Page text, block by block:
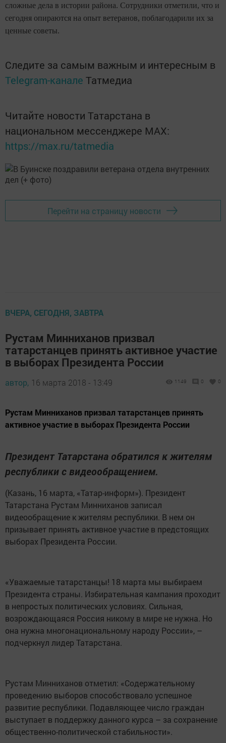
сложные дела в истории района. Сотрудники отметили, что и
сегодня опираются на опыт ветеранов, поблагодарили их за
ценные советы.
Следите за самым важным и интересным в
Telegram-канале Татмедиа
Читайте новости Татарстана в
национальном мессенджере MАХ:
https://max.ru/tatmedia
Перейти на страницу новости
ВЧЕРА, СЕГОДНЯ, ЗАВТРА
Рустам Минниханов призвал
татарстанцев принять активное участие
в выборах Президента России
автор, 16 марта 2018 - 13:49 1149 0 0
Рустам Минниханов призвал татарстанцев принять
активное участие в выборах Президента России
Президент Татарстана обратился к жителям
республики с видеообращением.
(Казань, 16 марта, «Татар-информ»). Президент
Татарстана Рустам Минниханов записал
видеообращение к жителям республики. В нем он
призывает принять активное участие в предстоящих
выборах Президента России.
«Уважаемые татарстанцы! 18 марта мы выбираем
Президента страны. Избирательная кампания проходит
в непростых политических условиях. Сильная,
возрождающаяся Россия никому в мире не нужна. Но
она нужна многонациональному народу России», –
подчеркнул лидер Татарстана.
Рустам Минниханов отметил: «Содержательному
проведению выборов способствовало успешное
развитие республики. Подавляющее число граждан
выступает в поддержку данного курса – за сохранение
общественно-политической стабильности».